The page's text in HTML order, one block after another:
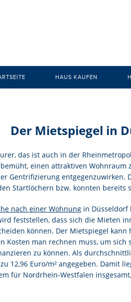
HAUS KAUFEN
Der Mietspiegel in
das ist auch in der
einen attraktiven Wohnraum
Gentrifizierung entgegenzuwirken.
Startlöchern bzw. konnten bereits
nach einer Wohnung in Düsseldorf
feststellen, dass sich die Mieten
können. Der Mietspiegel
Kosten man rechnen muss, um
zu können. Als
12,96 Euro/m² angegeben. Damit
für Nordrhein-Westfalen